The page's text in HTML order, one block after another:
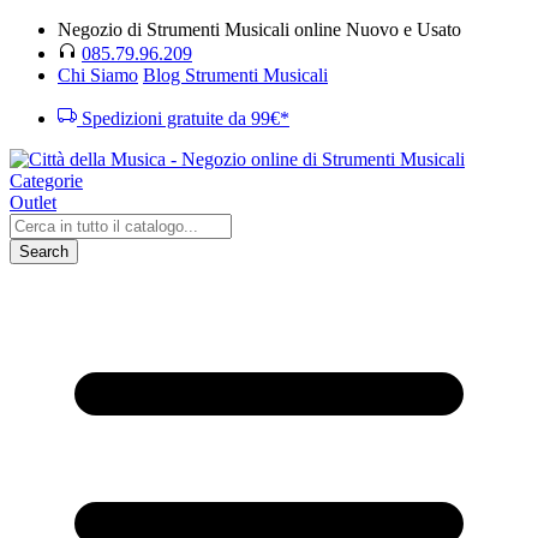
Negozio di Strumenti Musicali online Nuovo e Usato
085.79.96.209
Chi Siamo Blog Strumenti Musicali
Spedizioni gratuite da 99€*
Categorie
Outlet
Search